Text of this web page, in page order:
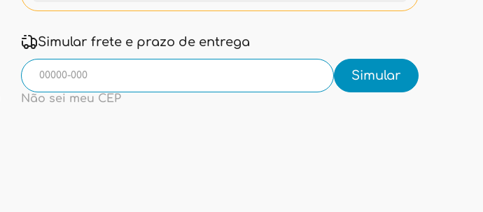
Simular frete e prazo de entrega
Não sei meu CEP